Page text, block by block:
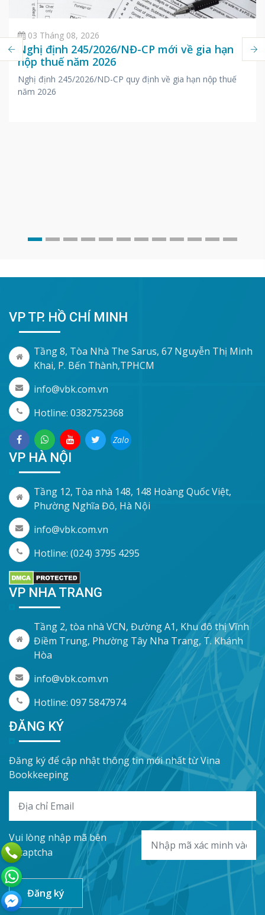
03 Tháng 08, 2026
Nghị định 245/2026/NĐ-CP mới về gia hạn
nộp thuế năm 2026
Nghị định 245/2026/ND-CP quy định về gia hạn nộp thuế
năm 2026
VP TP. HỒ CHÍ MINH
Tầng 8, Tòa Nhà The Sarus, 67 Nguyễn Thị Minh
Khai, P. Bến Thành,TPHCM
info@vbk.com.vn
Hotline: 0382752368
Zalo
VP HÀ NỘI
Tầng 12, Tòa nhà 148, 148 Hoàng Quốc Việt,
Phường Nghĩa Đô, Hà Nội
info@vbk.com.vn
Hotline: (024) 3795 4295
VP NHA TRANG
Tầng 2, tòa nhà VCN, Đường A1, Khu đô thị Vĩnh
Điềm Trung, Phường Tây Nha Trang, T. Khánh
Hòa
info@vbk.com.vn
Hotline: 097 5847974
ĐĂNG KÝ
Đăng ký để cập nhật thông tin mới nhất từ Vina
Bookkeeping
Vui lòng nhập mã bên